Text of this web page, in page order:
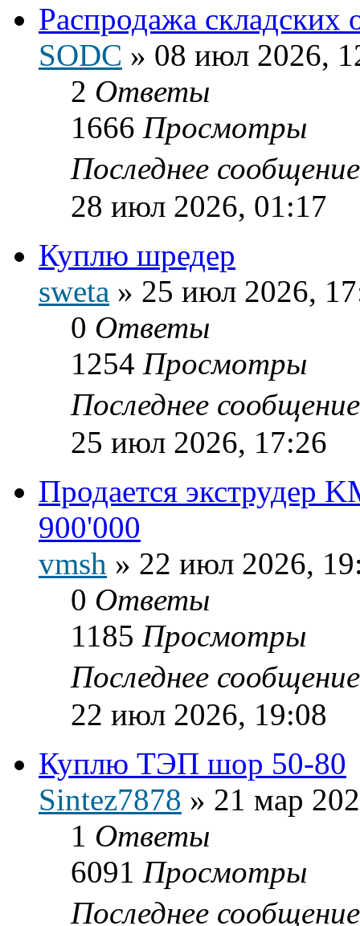
Распродажа складских
SODC » 08 июл 2026,
2 Ответы
1666 Просмотры
Последнее
28 июл 2026, 01:17
Куплю шредер
sweta » 25 июл 2026,
0 Ответы
1254 Просмотры
Последнее
25 июл 2026, 17:26
Продается экструдер
900'000
vmsh » 22 июл 2026,
0 Ответы
1185 Просмотры
Последнее
22 июл 2026, 19:08
Куплю ТЭП шор 50-80
Sintez7878 » 21 мар
1 Ответы
6091 Просмотры
Последнее